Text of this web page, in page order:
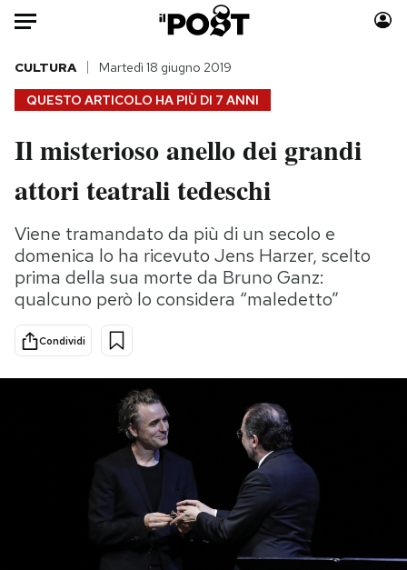
Auto
HOME
Italia
Politica
Tecnologia
Internet
Scienza
Cultura
Economia
Moda
Consumismi
Storie/Idee
Ok Boomer!
Media
Europa
NEWSLETTER
QUESTO ARTICOLO HA PIÙ DI 7 ANNI
CULTURA Martedì 18 giugno 2019
Il misterioso anello dei grandi
attori teatrali tedeschi
Viene tramandato da più di un secolo e
domenica lo ha ricevuto Jens Harzer, scelto
prima della sua morte da Bruno Ganz:
qualcuno però lo considera “maledetto”
Condividi